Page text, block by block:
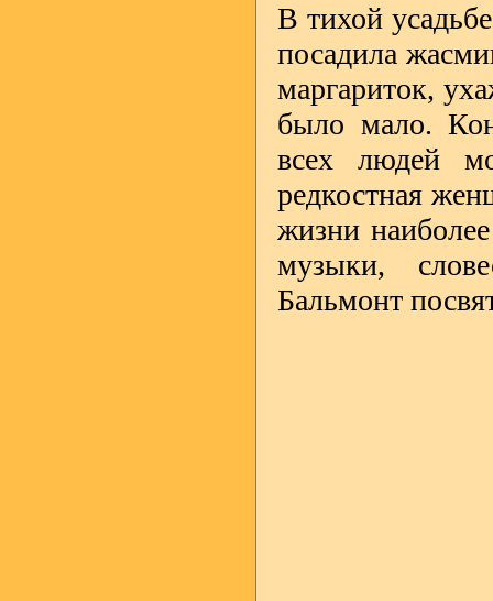
В тихой
посадила
маргариток,
было мало.
всех людей
редкостная
жизни
музыки,
Бальмонт